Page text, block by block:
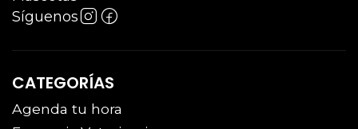
Síguenos
CATEGORÍAS
Agenda tu hora